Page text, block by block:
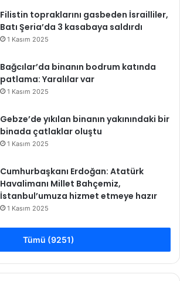
Filistin topraklarını gasbeden İsrailliler,
Batı Şeria’da 3 kasabaya saldırdı
1 Kasım 2025
Bağcılar’da binanın bodrum katında
patlama: Yaralılar var
1 Kasım 2025
Gebze’de yıkılan binanın yakınındaki bir
binada çatlaklar oluştu
1 Kasım 2025
Cumhurbaşkanı Erdoğan: Atatürk
Havalimanı Millet Bahçemiz,
İstanbul’umuza hizmet etmeye hazır
1 Kasım 2025
Tümü (9251)